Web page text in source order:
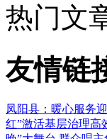
热门文
友情链
凤阳县：暖心服务
红”激活基层治理高